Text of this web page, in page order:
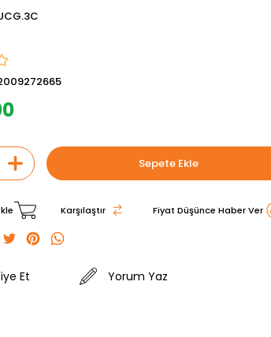
Karşılaştır Fiyat Düşünce Haber Ver
Et Yorum Yaz